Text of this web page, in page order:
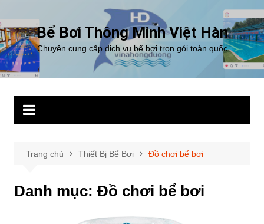
đến
phần
nội
dung
Bể Bơi Thông Minh Việt Hàn
Chuyên cung cấp dịch vụ bể bơi trọn gói toàn quốc
Trang chủ Thiết Bị Bể Bơi Đồ chơi bể bơi
Danh mục: Đồ chơi bể bơi